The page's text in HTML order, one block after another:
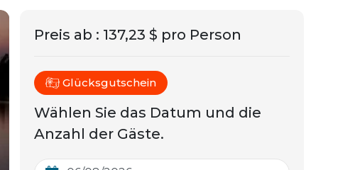
Preis ab : 137,23 $ pro Person
Glücksgutschein
Wählen Sie das Datum und die
Anzahl der Gäste.